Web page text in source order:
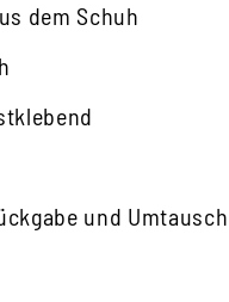
dem Schuh
und